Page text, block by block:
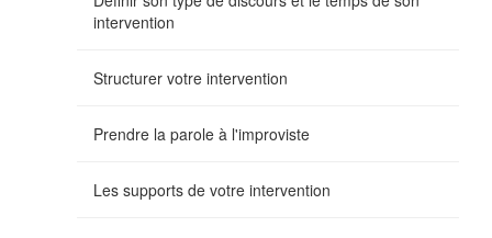
intervention
Structurer votre intervention
Prendre la parole à l'improviste
Les supports de votre intervention